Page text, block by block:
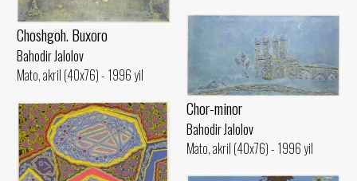
Choshgoh. Buxoro
Bahodir Jalolov
Mato, akril (40x76) - 1996 yil
Chor-minor
Bahodir Jalolov
Mato, akril (40x76) - 1996 yil